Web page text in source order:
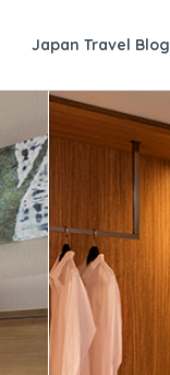
Japan Travel Blog